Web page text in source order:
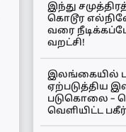
இந்து
கொடூர
வரை
வறட்சி!
இலங்கையில்
ஏற்படுத்திய
படுகொலை –
வெளியிட்ட